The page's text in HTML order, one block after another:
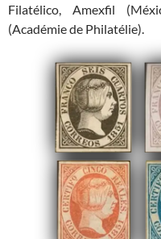
Filatélico, Amexfil
(Académie de Philatélie).